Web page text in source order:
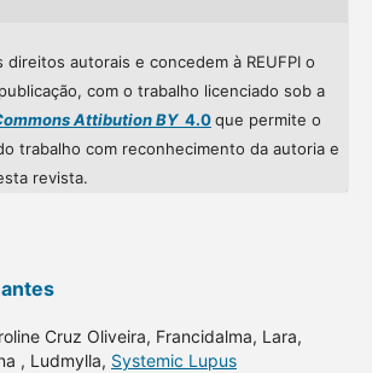
autorais e concedem à REUFPI o
com o trabalho licenciado sob a
Attibution BY4.0que permite o
trabalho com reconhecimento da autoria e
revista.
Cruz Oliveira, Francidalma, Lara,
, Ludmylla, Systemic Lupus